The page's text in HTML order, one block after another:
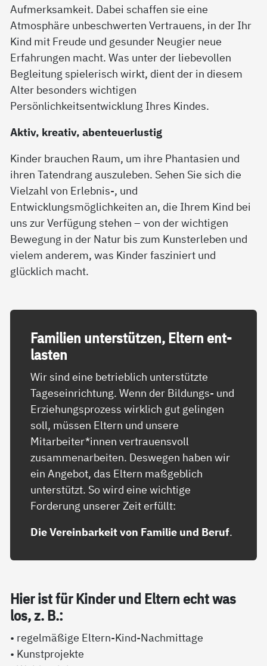
Aufmerksamkeit. Dabei schaffen sie eine
Atmosphäre unbeschwerten Vertrauens, in der Ihr
Kind mit Freude und gesunder Neugier neue
Erfahrungen macht. Was unter der liebevollen
Begleitung spielerisch wirkt, dient der in diesem
Alter besonders wichtigen
Persönlichkeitsentwicklung Ihres Kindes.
Aktiv, kreativ, abenteuerlustig
Kinder brauchen Raum, um ihre Phantasien und
ihren Tatendrang auszuleben. Sehen Sie sich die
Vielzahl von Erlebnis-, und
Entwicklungsmöglichkeiten an, die Ihrem Kind bei
uns zur Verfügung stehen – von der wichtigen
Bewegung in der Natur bis zum Kunsterleben und
vielem anderem, was Kinder fasziniert und
glücklich macht.
Fa­mi­li­en un­ter­stüt­zen, El­tern ent­
las­ten
Wir sind eine betrieblich unterstützte
Tageseinrichtung. Wenn der Bildungs- und
Erziehungsprozess wirklich gut gelingen
soll, müssen Eltern und unsere
Mitarbeiter*innen vertrauensvoll
zusammenarbeiten. Deswegen haben wir
ein Angebot, das Eltern maßgeblich
unterstützt. So wird eine wichtige
Forderung unserer Zeit erfüllt:
Die Vereinbarkeit von Familie und Beruf.
Hier ist für Kin­der und El­tern echt was
los, z. B.:
• regelmäßige Eltern-Kind-Nachmittage
• Kunstprojekte